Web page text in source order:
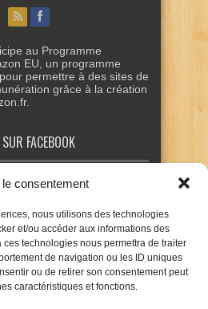
consentement
nous utilisons des technologies
et/ou accéder aux informations des
technologies nous permettra de traiter
de navigation ou les ID uniques
ou de retirer son consentement peut
caractéristiques et fonctions.
au Programme
EU, un programme
permettre à des sites de
grâce à la création
FACEBOOK